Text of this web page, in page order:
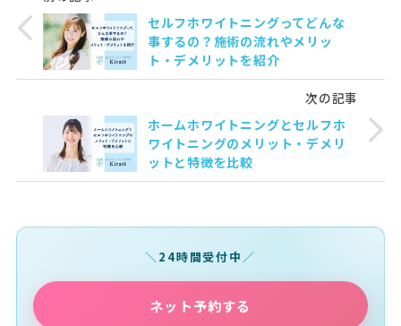
セルフホワイトニングってどんな
事するの？施術の流れやメリッ
ト・デメリットを紹介
次の記事
ホームホワイトニングとセルフホ
ワイトニングのメリット・デメリ
ットと特徴を比較
24時間受付中
ネット予約する